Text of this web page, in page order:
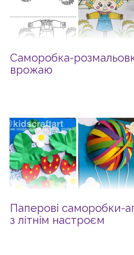
Саморобка-
врожаю
Паперові саморобки-
з літнім настроєм